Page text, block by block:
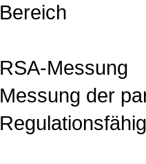
Bereich
RSA-Messung
Messung der